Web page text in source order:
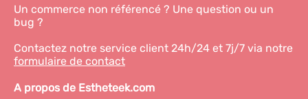
Un commerce non référencé ? Une question ou un
bug ?
Contactez notre service client 24h/24 et 7j/7 via notre
formulaire de contact
A propos de Estheteek.com